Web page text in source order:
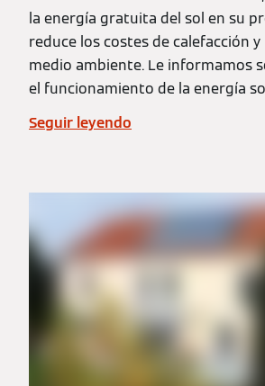
la energía gratuita del sol en su
reduce los costes de calefacción y
medio ambiente. Le informamos
el funcionamiento de la energía
Seguir leyendo